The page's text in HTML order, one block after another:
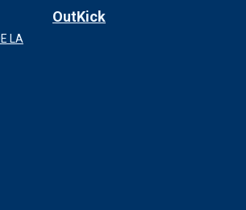
LA
OutKick